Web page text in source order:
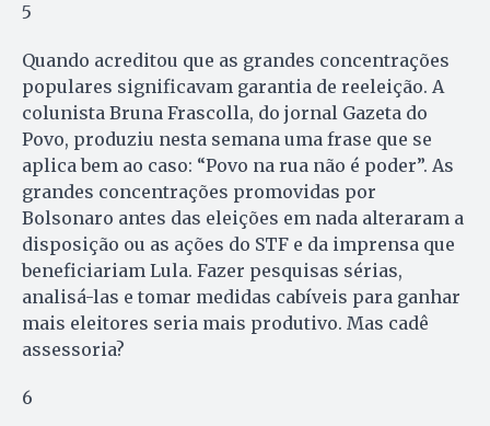
5
Quando acreditou que as grandes concentrações
populares significavam garantia de reeleição. A
colunista Bruna Frascolla, do jornal Gazeta do
Povo, produziu nesta semana uma frase que se
aplica bem ao caso: “Povo na rua não é poder”. As
grandes concentrações promovidas por
Bolsonaro antes das eleições em nada alteraram a
disposição ou as ações do STF e da imprensa que
beneficiariam Lula. Fazer pesquisas sérias,
analisá-las e tomar medidas cabíveis para ganhar
mais eleitores seria mais produtivo. Mas cadê
assessoria?
6